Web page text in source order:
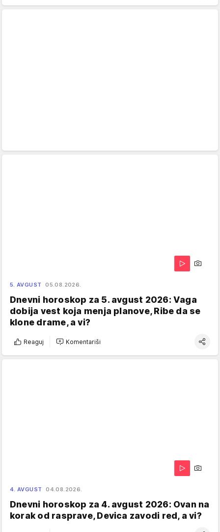
5. AVGUST 05.08.2026.
Dnevni horoskop za 5. avgust 2026: Vaga
dobija vest koja menja planove, Ribe da se
klone drame, a vi?
Reaguj Komentariši
4. AVGUST 04.08.2026.
Dnevni horoskop za 4. avgust 2026: Ovan na
korak od rasprave, Devica zavodi red, a vi?